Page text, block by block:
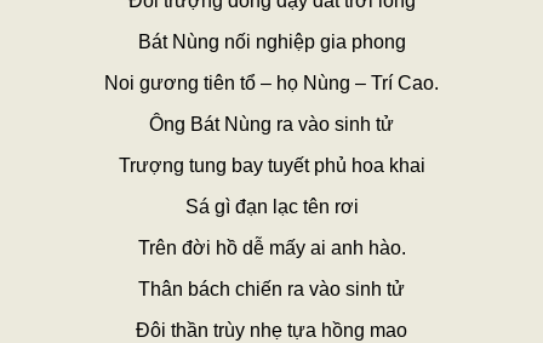
Bát Nùng nối nghiệp gia phong
Noi gương tiên tổ – họ Nùng – Trí Cao.
Ông Bát Nùng ra vào sinh tử
Trượng tung bay tuyết phủ hoa khai
Sá gì đạn lạc tên rơi
Trên đời hồ dễ mấy ai anh hào.
Thân bách chiến ra vào sinh tử
Đôi thần trùy nhẹ tựa hồng mao